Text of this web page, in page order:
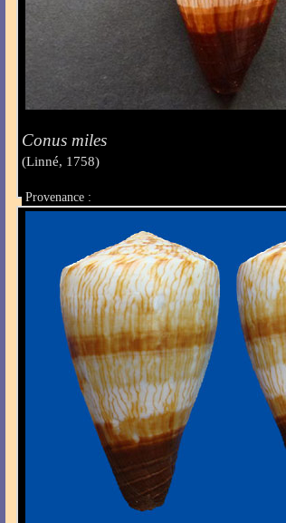
Conus miles
(Linné, 1758)
Provenance :
Taille :